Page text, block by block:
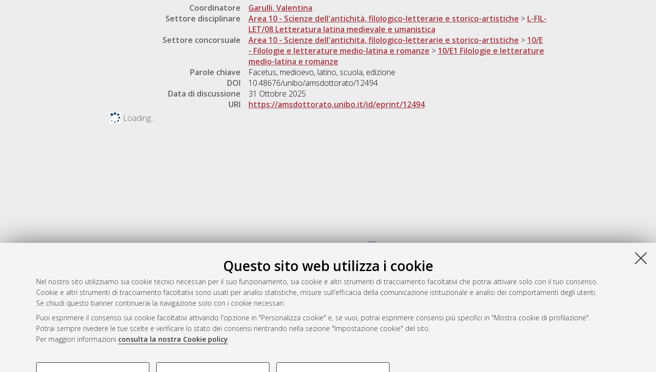
Questo sito web utilizza i cookie
Nel nostro sito utilizziamo sia cookie tecnici necessari per il suo funzionamento, sia cookie e altri strumenti di tracciamento facoltativi che potrai attivare solo con il tuo consenso.
Cookie e altri strumenti di tracciamento facoltativi sono usati per analisi statistiche, misure sull'efficacia della comunicazione istituzionale e analisi dei comportamenti degli utenti.
Se chiudi questo banner continuerai la navigazione solo con i cookie necessari.
Puoi esprimere il consenso sui cookie facoltativi attivando l'opzione in "Personalizza cookie" e, se vuoi, potrai esprimere consensi più specifici in "Mostra cookie di profilazione".
Potrai sempre rivedere le tue scelte e verificare lo stato dei consensi rientrando nella sezione "Impostazione cookie" del sito.
Per maggiori informazioni consulta la nostra Cookie policy.
COOKIE DI PROFILAZIONE - FACOLTATIVI COOKIE TECNICI - NECESSARI
Coordinatore
Garulli, Valentina
Settore disciplinare
Area 10 - Scienze dell'antichità, filologico-letterarie e storico-artistiche > L-FIL-
LET/08 Letteratura latina medievale e umanistica
Settore concorsuale
Area 10 - Scienze dell'antichita, filologico-letterarie e storico-artistiche > 10/E
- Filologie e letterature medio-latina e romanze > 10/E1 Filologie e letterature
medio-latina e romanze
Parole chiave
Facetus, medioevo, latino, scuola, edizione
DOI
10.48676/unibo/amsdottorato/12494
Data di discussione
31 Ottobre 2025
URI
https://amsdottorato.unibo.it/id/eprint/12494
Loading...
Atom
Rss 1.0
Rss 2.0
AMS Dottorato
ISSN: 2038-7946
Servizio implementato e gestito da
Impostazioni Cookie
Informativa sulla privacy
Condizioni d’uso del sito